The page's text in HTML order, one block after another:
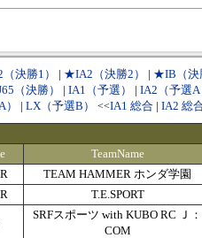
決勝1） | ★IA2（決勝2） | ★IB（決
（決勝） | IA1（予選） | IA2（予選A
| LX（予選B） <<IA1 総合 | IA2 総
TeamName
TEAM HAMMER ホンダ学園
T.E.SPORT
SRFスポーツ with KUBO RC Ｊ：
COM